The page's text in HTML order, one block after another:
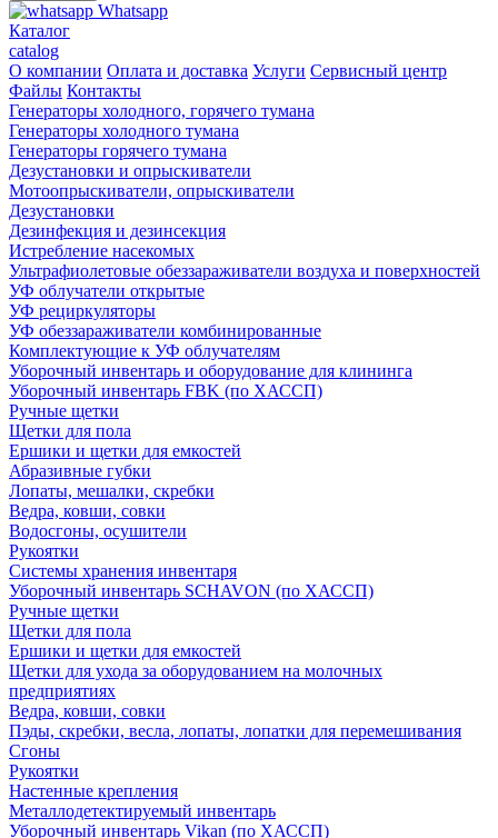
Whatsapp
Каталог
catalog
О компании Оплата и доставка Услуги Сервисный центр
Файлы Контакты
Генераторы холодного, горячего тумана
Генераторы холодного тумана
Генераторы горячего тумана
Дезустановки и опрыскиватели
Мотоопрыскиватели, опрыскиватели
Дезустановки
Дезинфекция и дезинсекция
Истребление насекомых
Ультрафиолетовые обеззараживатели воздуха и поверхностей
УФ облучатели открытые
УФ рециркуляторы
УФ обеззараживатели комбинированные
Комплектующие к УФ облучателям
Уборочный инвентарь и оборудование для клининга
Уборочный инвентарь FBK (по ХАССП)
Ручные щетки
Щетки для пола
Ершики и щетки для емкостей
Абразивные губки
Лопаты, мешалки, скребки
Ведра, ковши, совки
Водосгоны, осушители
Рукоятки
Системы хранения инвентаря
Уборочный инвентарь SCHAVON (по ХАССП)
Ручные щетки
Щетки для пола
Ершики и щетки для емкостей
Щетки для ухода за оборудованием на молочных
предприятиях
Ведра, ковши, совки
Пэды, скребки, весла, лопаты, лопатки для перемешивания
Сгоны
Рукоятки
Настенные крепления
Металлодетектируемый инвентарь
Уборочный инвентарь Vikan (по ХАССП)